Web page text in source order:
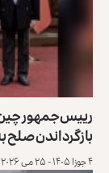
رییس‌جمهور چین
بازگرداندن صلح
۴ جوزا ۱۴۰۵ - ۲۵ می ۲۰۲۶